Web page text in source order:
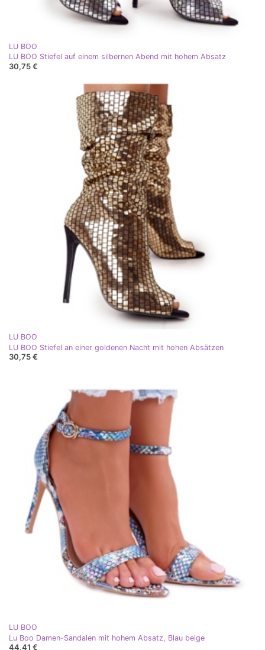
LU BOO
LU BOO Stiefel auf einem silbernen Abend mit hohem Absatz
30,75 €
LU BOO
LU BOO Stiefel an einer goldenen Nacht mit hohen Absätzen
30,75 €
LU BOO
Lu Boo Damen-Sandalen mit hohem Absatz, Blau beige
44,41 €